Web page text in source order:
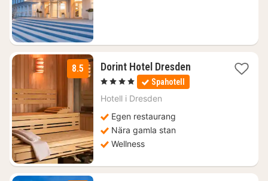
8.5 Dorint Hotel Dresden1
, 4 Stjärnor Spahotell
Hotell i Dresden
Egen restaurang
Nära gamla stan
Wellness